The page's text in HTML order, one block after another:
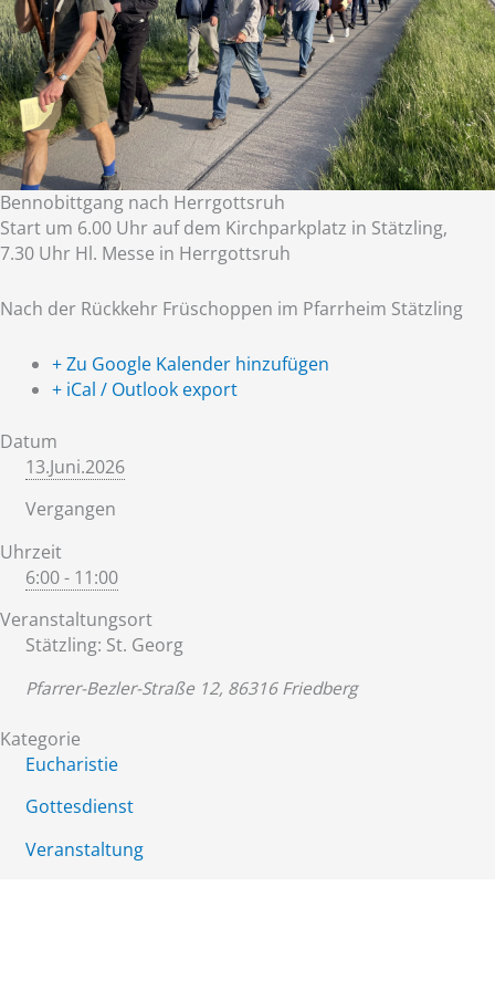
Bennobittgang nach Herrgottsruh
Start um 6.00 Uhr auf dem Kirchparkplatz in Stätzling,
7.30 Uhr Hl. Messe in Herrgottsruh
Nach der Rückkehr Früschoppen im Pfarrheim Stätzling
+ Zu Google Kalender hinzufügen
+ iCal / Outlook export
Datum
13.Juni.2026
Vergangen
Uhrzeit
6:00 - 11:00
Veranstaltungsort
Stätzling: St. Georg
Pfarrer-Bezler-Straße 12, 86316 Friedberg
Kategorie
Eucharistie
Gottesdienst
Veranstaltung